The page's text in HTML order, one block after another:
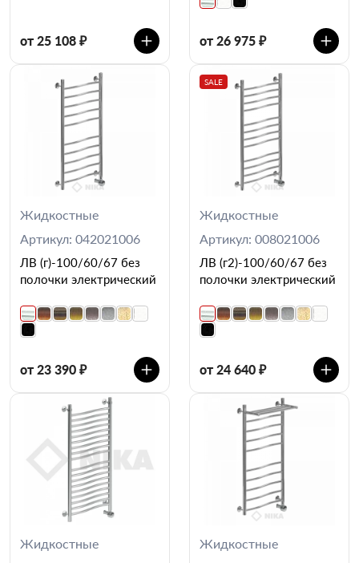
от 25 108 ₽ от 26 975 ₽
Жидкостные
Артикул: 042021006
ЛВ (г)-100/60/67 без
полочки электрический
от 23 390 ₽
SALE
Жидкостные
Артикул: 008021006
ЛВ (г2)-100/60/67 без
полочки электрический
от 24 640 ₽
Жидкостные
Жидкостные